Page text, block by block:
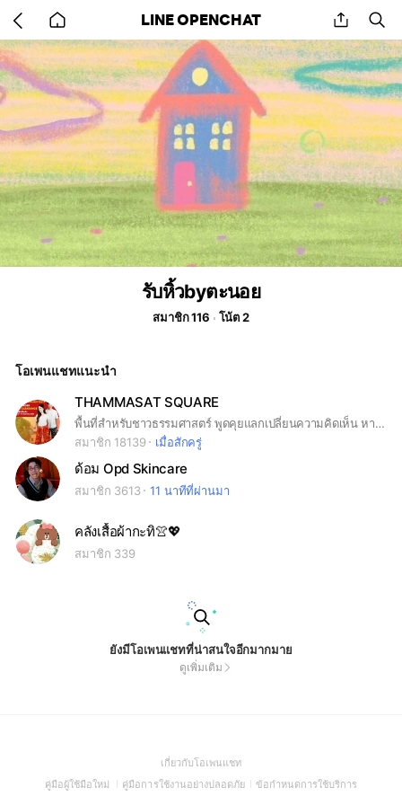
back
to
home
LINE OPENCHAT share
รับหิ้วbyตะนอย
สมาชิก 116 โน้ต 2
โอเพนแชทแนะนำ
THAMMASAT SQUARE
พื้นที่สำหรับชาวธรรมศาสตร์ พูดคุยแลกเปลี่ยนความคิดเห็น หางานพิเศษ คุยประเด็นต่างๆ แจ้งข่าวสารสำคัญ หาเพื่อน #ธรรมศาสตร์ #ประเทศรังสิต
สมาชิก 18139
เมื่อสักครู่
ด้อม Opd Skincare
สมาชิก 3613 11 นาทีที่ผ่านมา
คลังเสื้อผ้ากะทิ👚💖
สมาชิก 339
ยังมีโอเพนแชทที่น่าสนใจอีกมากมาย
ดูเพิ่มเติม
เกี่ยวกับโอเพนแชท(Open
in
คู่มือผู้ใช้มือใหม่
(Open
คู่มือการใช้งานอย่างปลอดภัย(Open
ข้อกำหนดการใช้บริการ(Open